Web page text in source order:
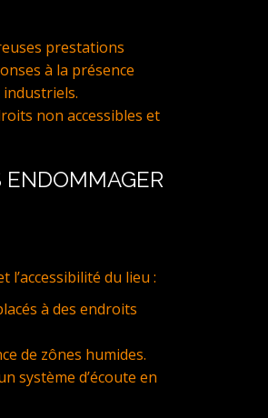
prestations
à la présence
industriels.
non accessibles et
ENDOMMAGER
l’accessibilité du lieu :
à des endroits
de zônes humides.
système d’écoute en